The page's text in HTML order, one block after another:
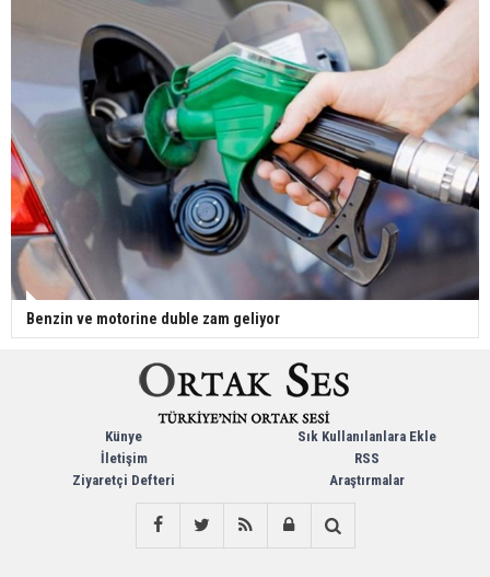
Benzin ve motorine duble zam geliyor
Künye
İletişim
Ziyaretçi Defteri
Sık Kullanılanlara Ekle
RSS
Araştırmalar